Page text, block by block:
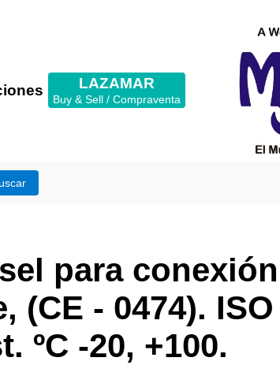
LAZAMAR
Buy & Sell / Compraventa
para conexión
(CE - 0474). ISO
ºC -20, +100.